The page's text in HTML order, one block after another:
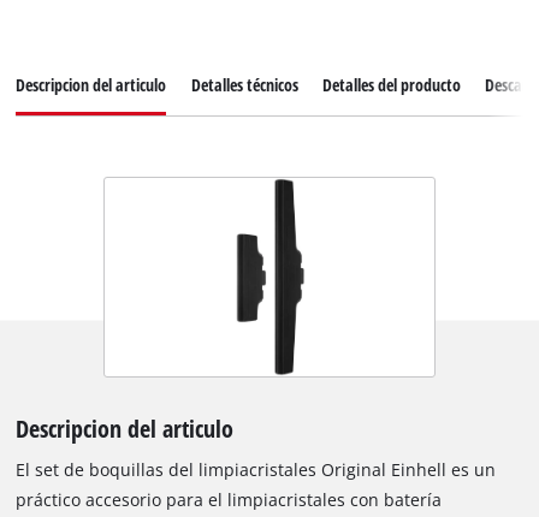
Descripcion del articulo Detalles técnicos Detalles del producto
Descripcion del articulo
El set de boquillas del limpiacristales Original Einhell es un
práctico accesorio para el limpiacristales con batería